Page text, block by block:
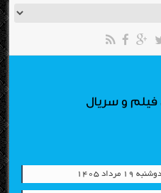
فیلم و سریال
۱۴۰۵